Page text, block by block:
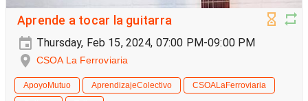
Aprende a tocar la guitarra
Thursday, Feb 15, 2024, 07:00 PM-09:00 PM
CSOA La Ferroviaria
ApoyoMutuo AprendizajeColectivo
CSOALaFerroviaria